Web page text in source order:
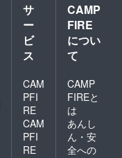
サ
ー
ビ
ス
CAM
PFI
RE
CAM
PFI
RE
CAMP
FIRE
につい
て
CAMP
FIREと
は
あんし
ん・安
全への